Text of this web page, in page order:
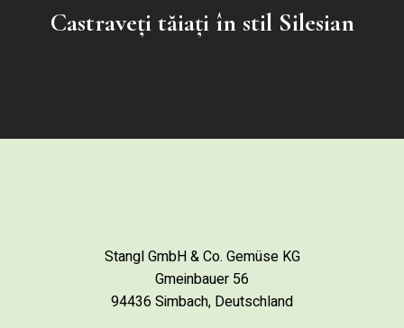
Castraveți tăiați în stil Silesian
Stangl GmbH & Co. Gemüse KG
Gmeinbauer 56
94436 Simbach, Deutschland